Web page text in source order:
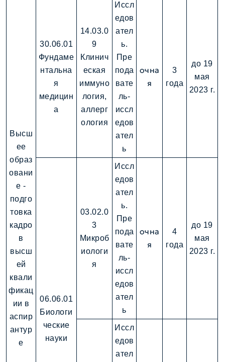
Высш
ее
образ
овани
е -
подго
товка
кадро
в
высш
ей
квали
фикац
ии в
аспир
антур
е
30.06.01
Фундаме
нтальна
я
медицин
а
14.03.0
9
Клинич
еская
иммуно
логия,
аллерг
ология
Иссл
едов
ател
ь.
Пре
пода
вате
ль-
иссл
едов
ател
ь
очна
я
3
года
до 19
мая
2023 г.
06.06.01
Биологи
ческие
науки
03.02.0
3
Микроб
иологи
я
Иссл
едов
ател
ь.
Пре
пода
вате
ль-
иссл
едов
ател
ь
очна
я
4
года
до 19
мая
2023 г.
Иссл
едов
ател